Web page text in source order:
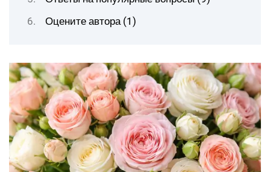
Оцените автора (1)